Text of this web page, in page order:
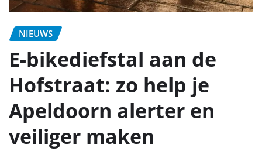
NIEUWS
E-bikediefstal aan de
Hofstraat: zo help je
Apeldoorn alerter en
veiliger maken